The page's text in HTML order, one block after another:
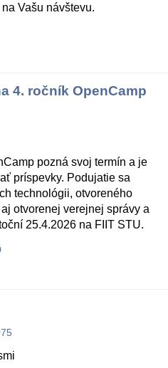
Vašu návštevu.
4. ročník OpenCamp
pozná svoj termín a je
príspevky. Podujatie sa
technológii, otvoreného
otvorenej verejnej správy a
25.4.2026 na FIIT STU.